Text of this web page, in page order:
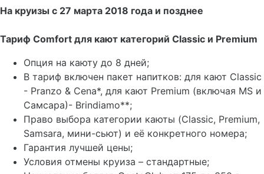
На круизы с 27 марта 2018 года и позднее
Тариф Comfort для кают категорий Classic и Premium
Опция на каюту до 8 дней;
В тариф включен пакет напитков: для кают Classic
- Pranzo & Cena*, для кают Premium (включая MS и
Самсара)- Brindiamo**;
Право выбора категории каюты (Classic, Premium,
Samsara, мини-сьют) и её конкретного номера;
Гарантия лучшей цены;
Условия отмены круиза – стандартные;